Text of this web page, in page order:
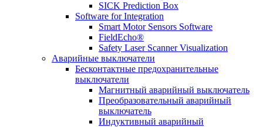
SICK Prediction Box
Software for Integration
Smart Motor Sensors Software
FieldEcho®
Safety Laser Scanner Visualization
Аварийные выключатели
Бесконтактные предохранительные
выключатели
Магнитный аварийный выключатель
Преобразовательный аварийный
выключатель
Индуктивный аварийный